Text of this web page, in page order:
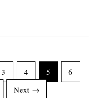
3 4 5
6
Next →